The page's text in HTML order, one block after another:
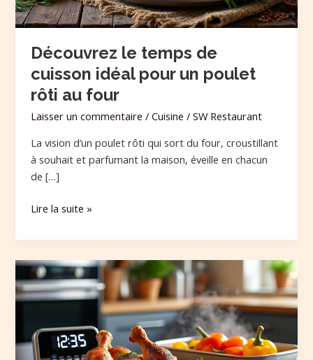
Découvrez le temps de
cuisson idéal pour un poulet
rôti au four
Laisser un commentaire /Cuisine /SW Restaurant
La vision d’un poulet rôti qui sort du four, croustillant
à souhait et parfumant la maison, éveille en chacun
de […]
poulet
rôti
four
Lire la suite »
Temps
de
cuisson
des
pilons